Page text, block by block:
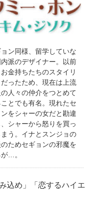
ン同様、留学していな
派のデザイナー。以前
金持ちたちのスタイリ
ったため、現在は上流
人々の仲介をつとめて
とでも有名。現れたセ
をシャーの女だと勘違
シャーから怒りを買っ
う。イナとスンジョの
ためセギョンの邪魔を
…。
込め」「恋するハイエ